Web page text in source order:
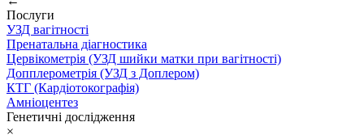
Послуги
УЗД вагітності
Пренатальна діагностика
Цервікометрія (УЗД шийки матки при вагітності)
Допплерометрія (УЗД з Доплером)
КТГ (Кардіотокографія)
Амніоцентез
Генетичні дослідження
×